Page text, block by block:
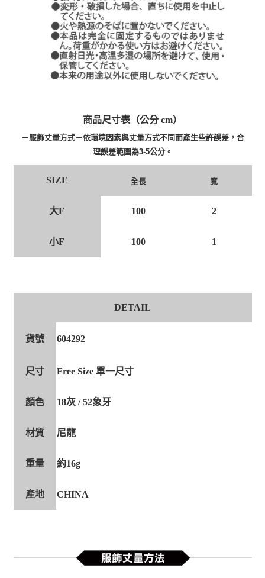
商品尺寸表（公分 cm）
－服飾丈量方式－依環境因素與丈量方式不同而產生些許誤差，合
理誤差範圍為3-5公分。
SIZE 全長 寬
大F 100 2
小F 100 1
DETAIL
貨號 604292
尺寸 Free Size 單一尺寸
顏色 18灰 / 52象牙
材質 尼龍
重量 約16g
產地 CHINA